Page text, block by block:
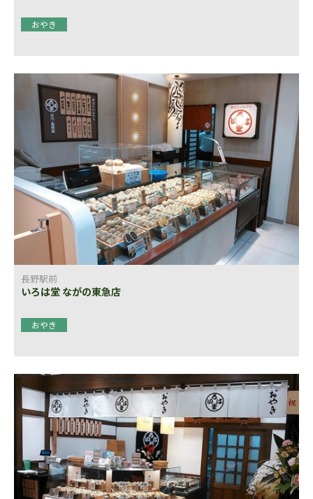
おやき
長野駅前
いろは堂 ながの東急店
おやき